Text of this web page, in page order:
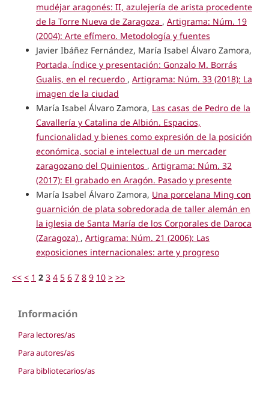
mudéjar aragonés: II, azulejería de arista procedente
de la Torre Nueva de Zaragoza , Artigrama: Núm. 19
(2004): Arte efímero. Metodología y fuentes
Javier Ibáñez Fernández, María Isabel Álvaro Zamora,
Portada, índice y presentación: Gonzalo M. Borrás
Gualis, en el recuerdo , Artigrama: Núm. 33 (2018): La
imagen de la ciudad
María Isabel Álvaro Zamora, Las casas de Pedro de la
Cavallería y Catalina de Albión. Espacios,
funcionalidad y bienes como expresión de la posición
económica, social e intelectual de un mercader
zaragozano del Quinientos , Artigrama: Núm. 32
(2017): El grabado en Aragón. Pasado y presente
María Isabel Álvaro Zamora, Una porcelana Ming con
guarnición de plata sobredorada de taller alemán en
la iglesia de Santa María de los Corporales de Daroca
(Zaragoza) , Artigrama: Núm. 21 (2006): Las
exposiciones internacionales: arte y progreso
<< < 1 2 3 4 5 6 7 8 9 10 > >>
Información
Para lectores/as
Para autores/as
Para bibliotecarios/as